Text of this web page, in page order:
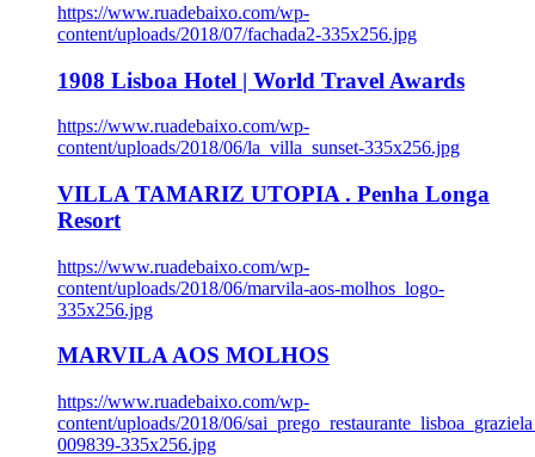
https://www.ruadebaixo.com/wp-
content/uploads/2018/07/fachada2-335x256.jpg
1908 Lisboa Hotel | World Travel Awards
https://www.ruadebaixo.com/wp-
content/uploads/2018/06/la_villa_sunset-335x256.jpg
VILLA TAMARIZ UTOPIA . Penha Longa
Resort
https://www.ruadebaixo.com/wp-
content/uploads/2018/06/marvila-aos-molhos_logo-
335x256.jpg
MARVILA AOS MOLHOS
https://www.ruadebaixo.com/wp-
content/uploads/2018/06/
009839-335x256.jpg